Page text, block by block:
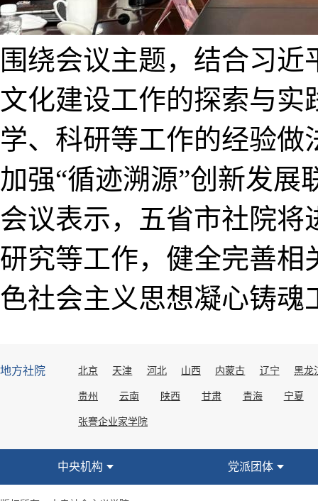
围绕会议主题，结合习
文化建设工作的探索与实
学、科研等工作的经验
加强“循迹溯源”创新发
会议表示，五省市社院将
研究等工作，健全完善相
色社会主义思想凝心铸魂
地方社院 北京 天津 河北 山西 内蒙古 辽宁 黑龙
贵州 云南 陕西 甘肃 青海 宁夏
张謇企业家学院
中央机构 党派团体